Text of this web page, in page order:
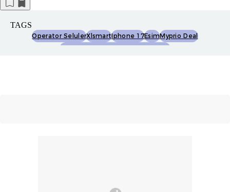
TAGS
Operator SelulerXlsmartIphone 17EsimMyprio Deal